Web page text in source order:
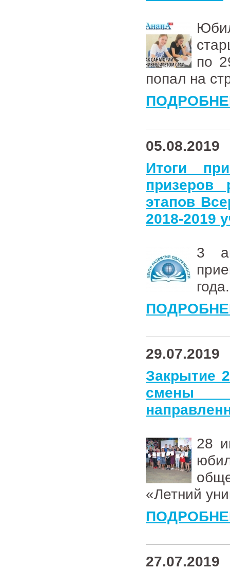
по
попал на
05.08.2019
Итоги
призеров
этапов
2018-2019
3
года.
29.07.2019
Закрытие
смены
28
«Летний
27.07.2019